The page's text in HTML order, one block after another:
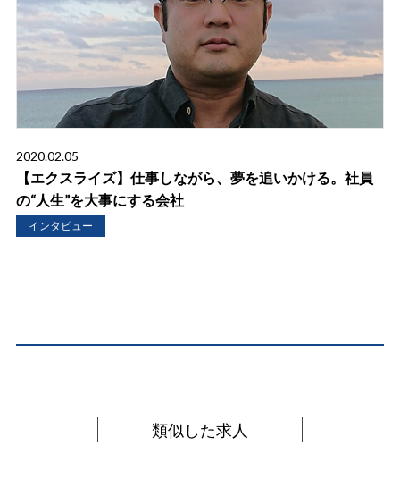
2020.02.05
【エクスライズ】仕事しながら、夢を追いかける。社員
の“人生”を大事にする会社
インタビュー
類似した求人